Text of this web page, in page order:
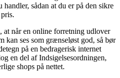
sådan at du er på den sikre
at når en online forretning udlover
kan ses som grænseløst god, så bør
på en bedragerisk internet
en del af Indsigelsesordningen,
shops på nettet.